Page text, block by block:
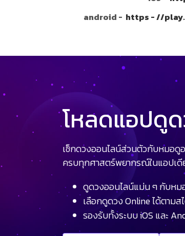
android - https - //
โหลดแอปดู
เช็กดวงออนไลน์ส่วนตัวกับหมอดู
ครบทุกศาสตร์พยากรณ์ในแอปเดี
ดูดวงออนไลน์แม่น ๆ กับหม
เลือกดูดวง Online ได้ตาม
รองรับทั้งระบบ iOS และ